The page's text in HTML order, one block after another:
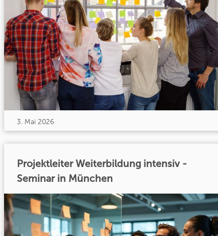
3. Mai 2026
Projektleiter Weiterbildung intensiv -
Seminar in München